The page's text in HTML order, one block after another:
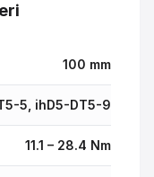
100 mm
5, ihD5-DT5-9
11.1 – 28.4 Nm